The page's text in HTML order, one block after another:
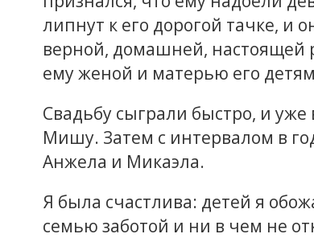
липнут к его дорогой тачке, и
верной, домашней, настоящей
ему женой и матерью его
Свадьбу сыграли быстро, и
Мишу. Затем с интервалом в
Анжела и Микаэла.
Я была счастлива: детей я
семью заботой и ни в чем не